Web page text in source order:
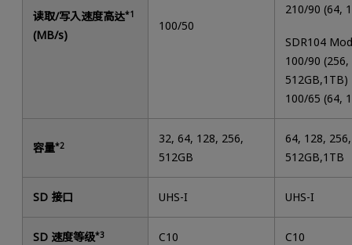
读取/写入速度高达*1
(MB/s)
100/50
210/90 (64,
SDR104
100/90 (256,
512GB,1TB)
100/65 (64,
容量*2
32, 64, 128, 256,
512GB
64, 128, 256,
512GB,1TB
SD 接口 UHS-I UHS-I
SD 速度等级*3 C10 C10